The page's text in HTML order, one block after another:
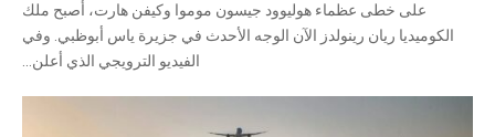
على خطى عظماء هوليوود جيسون موموا وكيفن هارت، أصبح ملك
الكوميديا ريان رينولدز الآن الوجه الأحدث في جزيرة ياس أبوظبي. وفي
الفيديو الترويجي الذي أعلن...